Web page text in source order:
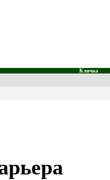
Кличка